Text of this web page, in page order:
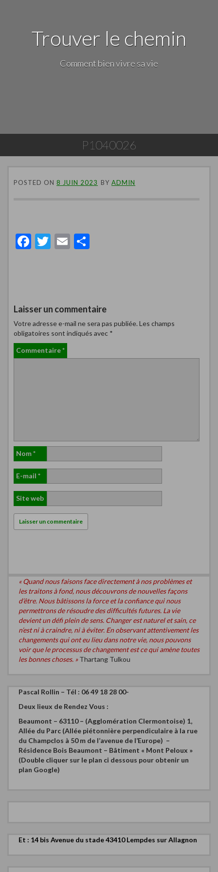
Trouver le chemin
Comment bien vivre sa vie
P1040026
POSTED ON 8 JUIN 2023 BY ADMIN
F
o
o
k
T
E
er
Laisser un commentaire
Votre adresse e-mail ne sera pas publiée. Les champs
obligatoires sont indiqués avec *
Commentaire*
Nom*
E-mail *
Site web
« Quand nous faisons face directement à nos problèmes et
les traitons à fond, nous découvrons de nouvelles façons
d’être. Nous bâtissons la force et la confiance qui nous
permettrons de résoudre des difficultés futures. La vie
devient un défi plein de sens. Changer est naturel et sain, ce
n’est ni à craindre, ni à éviter. En observant attentivement les
changements qui ont eu lieu dans notre vie, nous pouvons
voir que le processus de changement est ce qui amène toutes
les bonnes choses. »Thartang Tulkou
Pascal Rollin – Tél : 06 49 18 28 00-
Deux lieux de Rendez Vous :
Beaumont – 63110 – (Agglomération Clermontoise) 1,
Allée du Parc (Allée piétonnière perpendiculaire à la rue
du Champclos à 50 m de l’avenue de l’Europe) –
Résidence Bois Beaumont – Bâtiment « Mont Peloux »
(Double cliquer sur le plan ci dessous pour obtenir un
plan Google)
Et : 14 bis Avenue du stade 43410 Lempdes sur Allagnon